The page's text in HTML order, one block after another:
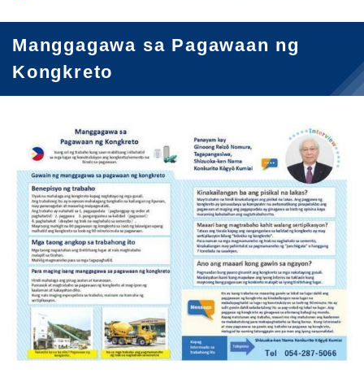
Manggagawa sa Pagawaan ng
Kongkreto